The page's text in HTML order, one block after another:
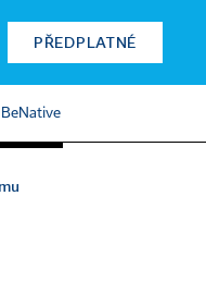
PŘEDPLATNÉ
BeNative